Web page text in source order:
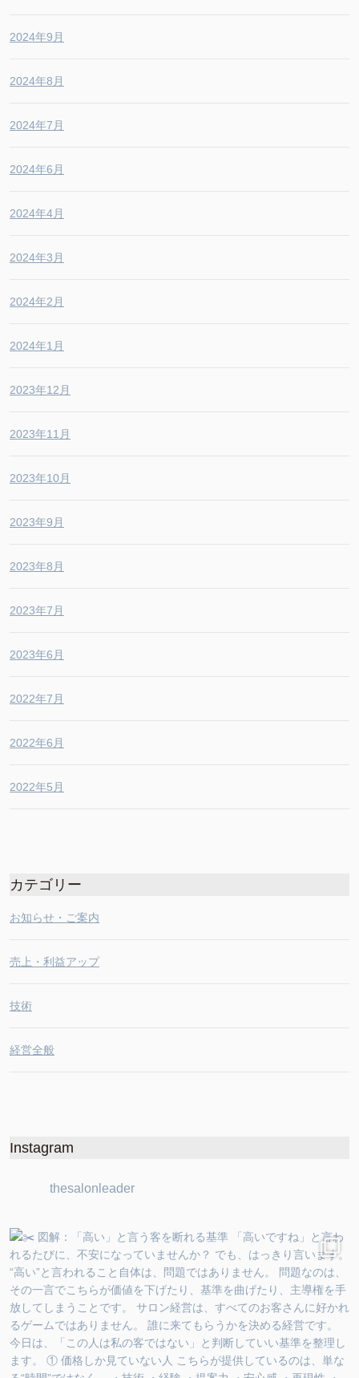
2024年9月
2024年8月
2024年7月
2024年6月
2024年4月
2024年3月
2024年2月
2024年1月
2023年12月
2023年11月
2023年10月
2023年9月
2023年8月
2023年7月
2023年6月
2022年7月
2022年6月
2022年5月
カテゴリー
お知らせ・ご案内
売上・利益アップ
技術
経営全般
Instagram
thesalonleader